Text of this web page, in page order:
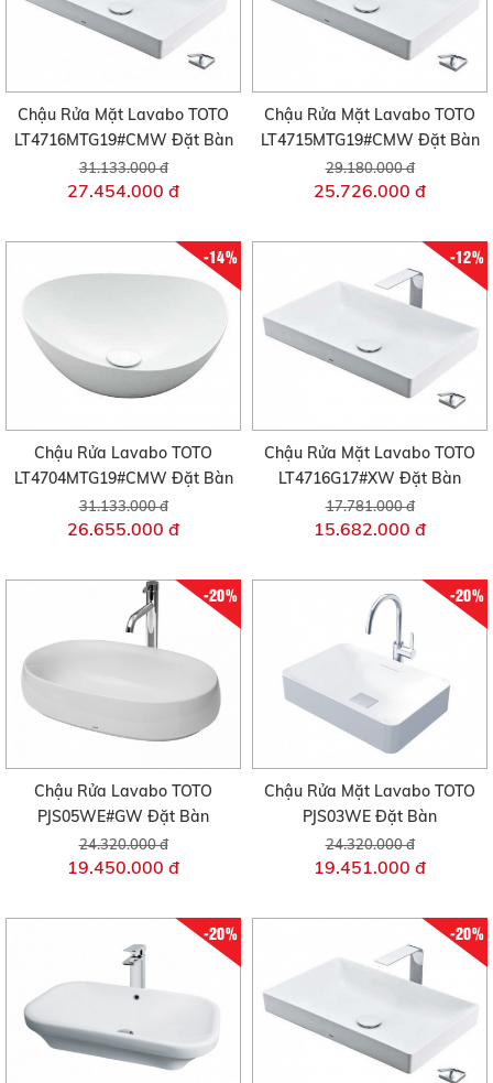
Chậu Rửa Mặt Lavabo TOTO
LT4716MTG19#CMW Đặt Bàn
31.133.000 đ
27.454.000 đ
Chậu Rửa Mặt Lavabo TOTO
LT4715MTG19#CMW Đặt Bàn
29.180.000 đ
25.726.000 đ
-14%
Chậu Rửa Lavabo TOTO
LT4704MTG19#CMW Đặt Bàn
31.133.000 đ
26.655.000 đ
-12%
Chậu Rửa Mặt Lavabo TOTO
LT4716G17#XW Đặt Bàn
17.781.000 đ
15.682.000 đ
-20%
Chậu Rửa Lavabo TOTO
PJS05WE#GW Đặt Bàn
24.320.000 đ
19.450.000 đ
-20%
Chậu Rửa Mặt Lavabo TOTO
PJS03WE Đặt Bàn
24.320.000 đ
19.451.000 đ
-20% -20%